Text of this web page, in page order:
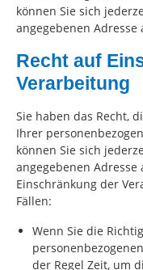
können Sie sich
angegebenen Adresse
Recht auf
Verarbeitung
Sie haben das Recht,
Ihrer
können Sie sich
angegebenen Adresse
Einschränkung der
Fällen:
Wenn Sie die
der Regel Zeit, um